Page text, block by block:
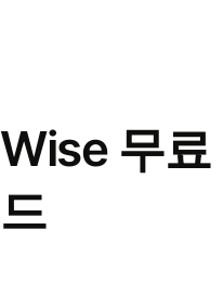
Wise 무
드